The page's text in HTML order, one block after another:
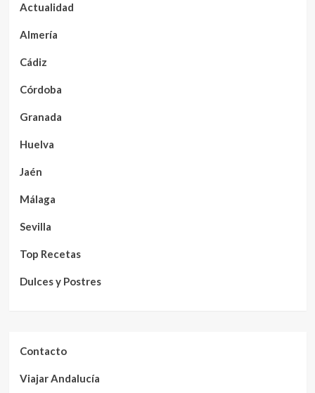
Actualidad
Almería
Cádiz
Córdoba
Granada
Huelva
Jaén
Málaga
Sevilla
Top Recetas
Dulces y Postres
Contacto
Viajar Andalucía